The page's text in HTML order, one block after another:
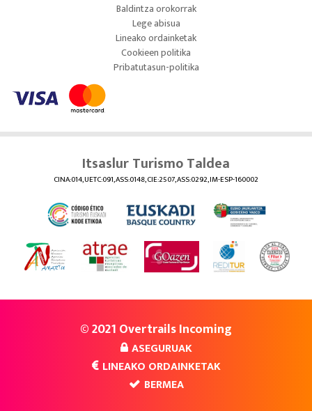
Baldintza orokorrak
Lege abisua
Lineako ordainketak
Cookieen politika
Pribatutasun-politika
Itsaslur Turismo Taldea
CINA:014, UETC:091, ASS:0148, CIE:2507, ASS:0292, IM-ESP-160002
© 2021 Overtrails Incoming
ASEGURUAK
LINEAKO ORDAINKETAK
BERMEA